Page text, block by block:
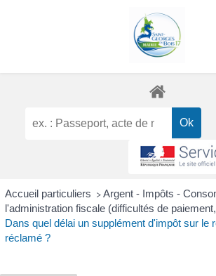
Accueil particuliers > Argent - Impôts -
l'administration fiscale (difficultés de
Dans quel délai un supplément d'impôt sur le
réclamé ?